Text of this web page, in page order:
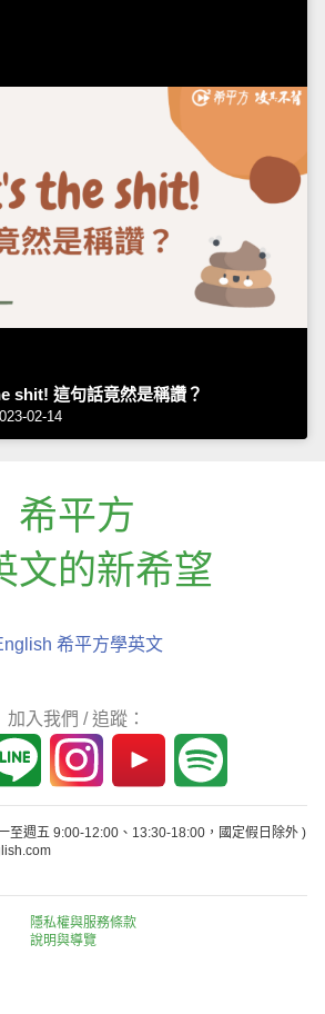
shit! 這句話竟然是稱讚？
02-14
希平方
文的新希望
希平方學英文
加入我們 / 追蹤：
至週五 9:00-12:00、13:30-18:00，國定假日除外 )
隱私權與服務條款
說明與導覽